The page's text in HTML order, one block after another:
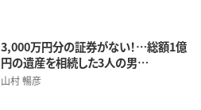
3,000万円分の証券がない！…総額1億
円の遺産を相続した3人の男…
山村 暢彦